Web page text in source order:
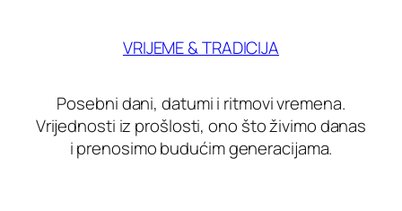
VRIJEME & TRADICIJA
Posebni dani, datumi i ritmovi vremena.
Vrijednosti iz prošlosti, ono što živimo danas
i prenosimo budućim generacijama.